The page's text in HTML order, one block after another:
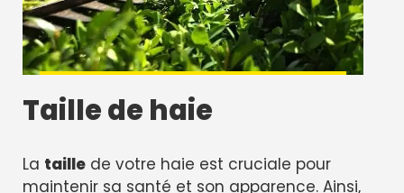
Taille de haie
La taille de votre haie est cruciale pour
maintenir sa santé et son apparence. Ainsi,